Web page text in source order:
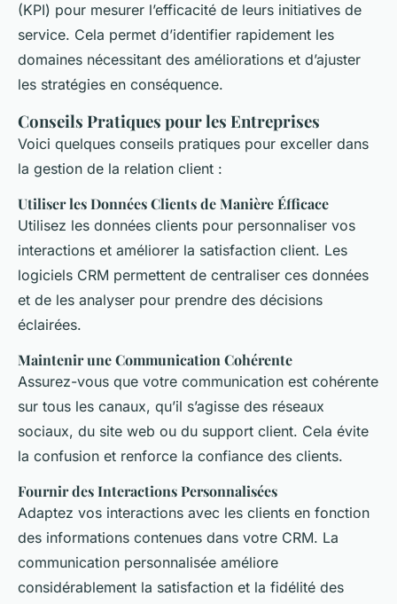
(KPI) pour mesurer l’efficacité de leurs initiatives de
service. Cela permet d’identifier rapidement les
domaines nécessitant des améliorations et d’ajuster
les stratégies en conséquence.
Conseils Pratiques pour les Entreprises
Voici quelques conseils pratiques pour exceller dans
la gestion de la relation client :
Utiliser les Données Clients de Manière Éfficace
Utilisez les données clients pour personnaliser vos
interactions et améliorer la satisfaction client. Les
logiciels CRM permettent de centraliser ces données
et de les analyser pour prendre des décisions
éclairées.
Maintenir une Communication Cohérente
Assurez-vous que votre communication est cohérente
sur tous les canaux, qu’il s’agisse des réseaux
sociaux, du site web ou du support client. Cela évite
la confusion et renforce la confiance des clients.
Fournir des Interactions Personnalisées
Adaptez vos interactions avec les clients en fonction
des informations contenues dans votre CRM. La
communication personnalisée améliore
considérablement la satisfaction et la fidélité des